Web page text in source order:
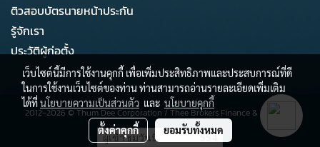
ติวสอบบัตรนายหน้าประกัน
รู้จักเรา
ประวัติผู้ก่อตั้ง
2012-2026 ©Thum Dee Corporation /Thee Brokers Finance & Business
ผู้เข้าชมวันนี้ 554
เว็บไซต์นี้มีการใช้งานคุกกี้ เพื่อเพิ่มประสิทธิภาพและประสบการณ์ที่ดี
ในการใช้งานเว็บไซต์ของท่าน ท่านสามารถอ่านรายละเอียดเพิ่มเติม
ได้ที่นโยบายความเป็นส่วนตัว และ นโยบายคุกกี้
ตั้งค่าคุกกี้ ยอมรับทั้งหมด